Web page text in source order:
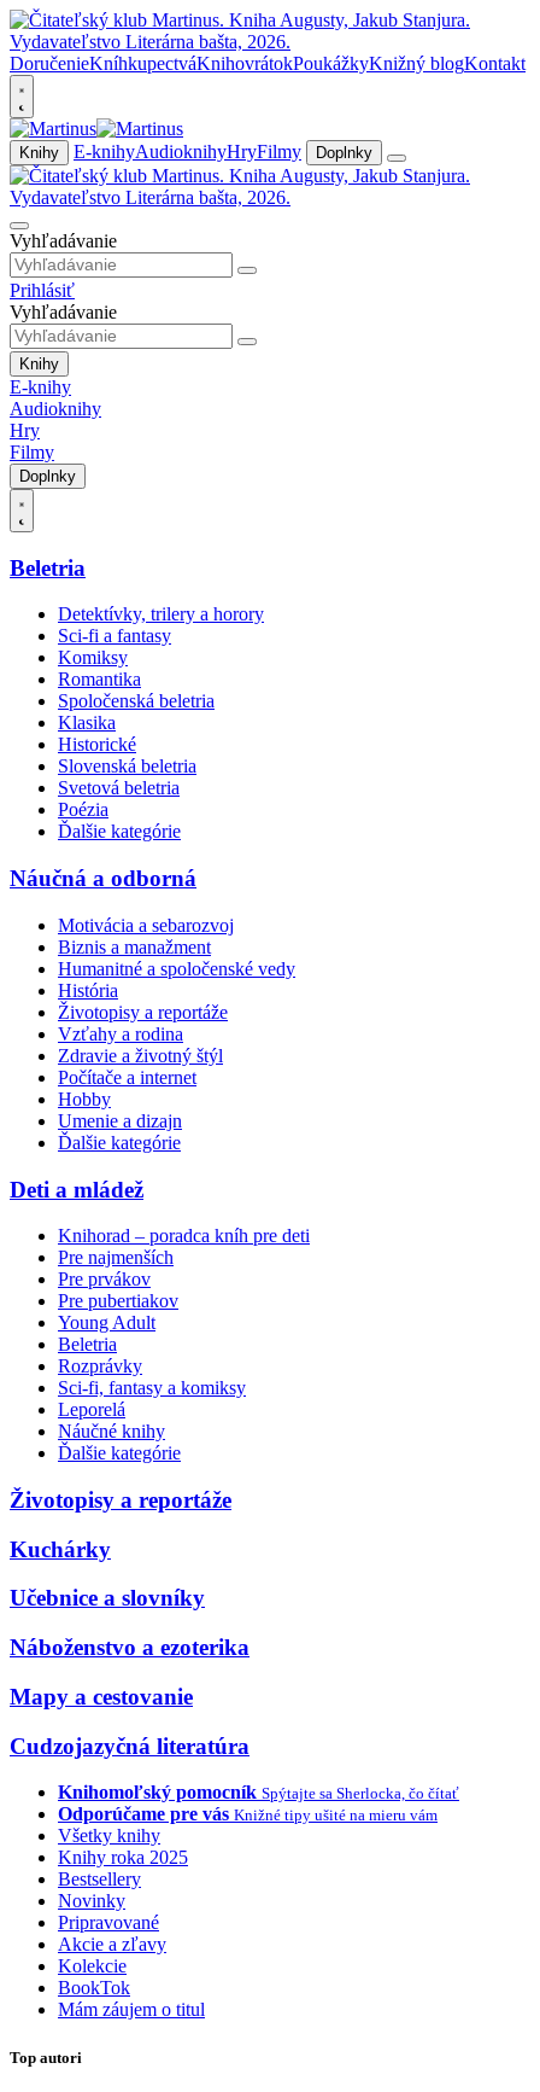
DoručenieKníhkupectváKnihovrátokPoukážkyKnižný blogKontakt
Knihy E-knihyAudioknihyHryFilmy Doplnky
Vyhľadávanie
Prihlásiť
Vyhľadávanie
Knihy
E-knihy
Audioknihy
Hry
Filmy
Doplnky
Beletria
Detektívky, trilery a horory
Sci-fi a fantasy
Komiksy
Romantika
Spoločenská beletria
Klasika
Historické
Slovenská beletria
Svetová beletria
Poézia
Ďalšie kategórie
Náučná a odborná
Motivácia a sebarozvoj
Biznis a manažment
Humanitné a spoločenské vedy
História
Životopisy a reportáže
Vzťahy a rodina
Zdravie a životný štýl
Počítače a internet
Hobby
Umenie a dizajn
Ďalšie kategórie
Deti a mládež
Knihorad – poradca kníh pre deti
Pre najmenších
Pre prvákov
Pre pubertiakov
Young Adult
Beletria
Rozprávky
Sci-fi, fantasy a komiksy
Leporelá
Náučné knihy
Ďalšie kategórie
Životopisy a reportáže
Kuchárky
Učebnice a slovníky
Náboženstvo a ezoterika
Mapy a cestovanie
Cudzojazyčná literatúra
Knihomoľský pomocník Spýtajte sa Sherlocka, čo čítať
Odporúčame pre vás Knižné tipy ušité na mieru vám
Všetky knihy
Knihy roka 2025
Bestsellery
Novinky
Pripravované
Akcie a zľavy
Kolekcie
BookTok
Mám záujem o titul
Top autori